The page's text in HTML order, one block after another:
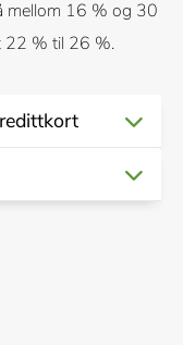
mellom 16 % og 30
22 % til 26 %.
rente).
for å bruke
Den
effektiv rente?